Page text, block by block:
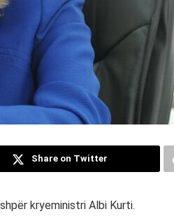
Share on Twitter
kryeministri Albi Kurti.